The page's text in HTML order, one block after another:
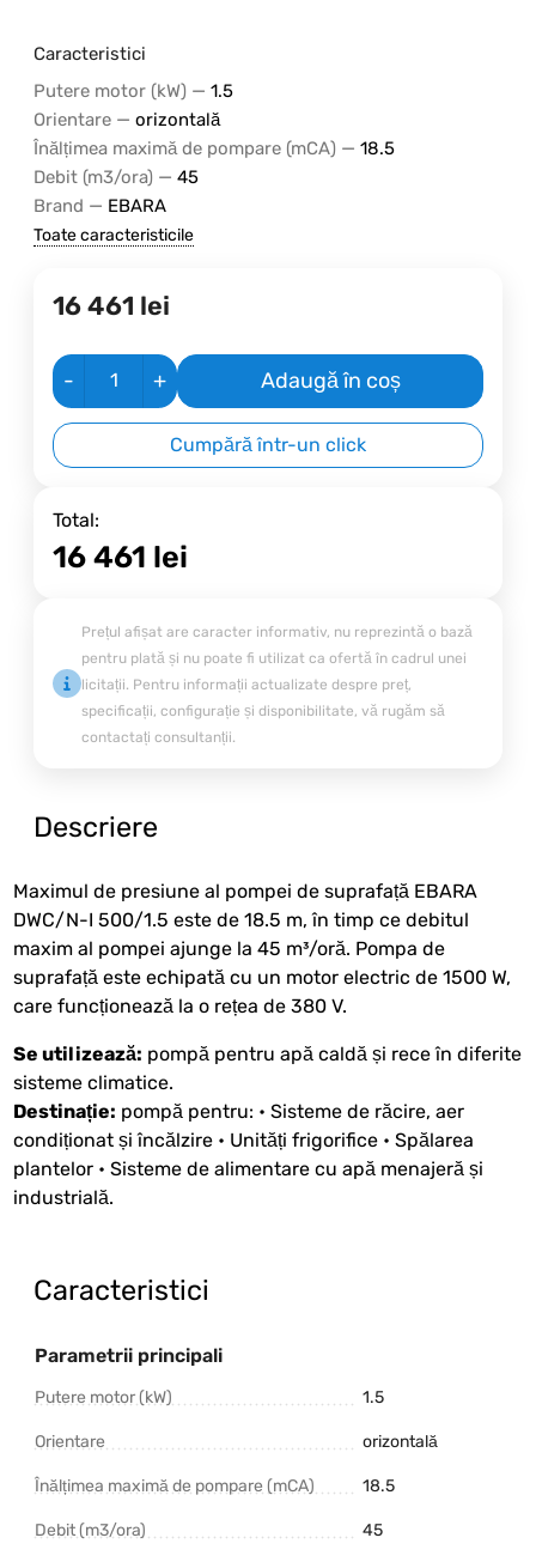
Caracteristici
Putere motor (kW) — 1.5
Orientare — orizontală
Înălțimea maximă de pompare (mCA) — 18.5
Debit (m3/ora) — 45
Brand — EBARA
Toate caracteristicile
16 461 lei
- + Adaugă în coș
Cumpără într-un click
Total:
16 461 lei
Prețul afișat are caracter informativ, nu reprezintă o bază
pentru plată și nu poate fi utilizat ca ofertă în cadrul unei
licitații. Pentru informații actualizate despre preț,
specificații, configurație și disponibilitate, vă rugăm să
contactați consultanții.
Descriere
Maximul de presiune al pompei de suprafață EBARA
DWC/N-I 500/1.5 este de 18.5 m, în timp ce debitul
maxim al pompei ajunge la 45 m³/oră. Pompa de
suprafață este echipată cu un motor electric de 1500 W,
care funcționează la o rețea de 380 V.
Se utilizează: pompă pentru apă caldă și rece în diferite
sisteme climatice.
Destinație: pompă pentru: • Sisteme de răcire, aer
condiționat și încălzire • Unități frigorifice • Spălarea
plantelor • Sisteme de alimentare cu apă menajeră și
industrială.
Caracteristici
Parametrii principali
Putere motor (kW) 1.5
Orientare orizontală
Înălțimea maximă de pompare (mCA) 18.5
Debit (m3/ora) 45